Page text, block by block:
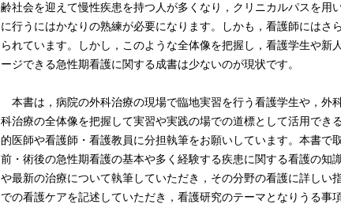
齢社会を迎えて慢性疾患を持つ人が多くなり，クリニカルパスを用
に行うにはかなりの熟練が必要になります。しかも，看護師にはさ
られています。しかし，このような全体像を把握し，看護学生や新
ージできる急性期看護に関する成書は少ないのが現状です。
本書は，病院の外科治療の現場で臨地実習を行う看護学生や，外
科治療の全体像を把握して実習や実践の場での道標として活用でき
的医師や看護師・看護教員に分担執筆をお願いしています。本書で
前・術後の急性期看護の基本や多く経験する疾患に関する看護の知
や最新の治療について執筆していただき，その分野の看護に詳しい
での看護ケアを記述していただき，看護研究のテーマとなりうる事